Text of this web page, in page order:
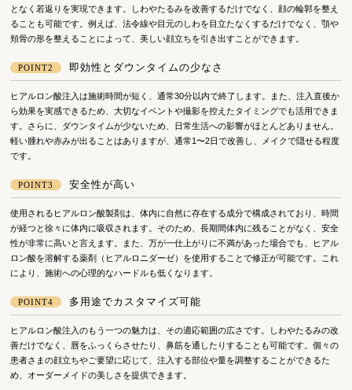
となく若返りを実現できます。しわやたるみを改善するだけでなく、顔の輪郭を整え
ることも可能です。例えば、法令線や目元のしわを目立たなくするだけでなく、顎や
頬骨の形を整えることによって、美しい顔立ちを引き出すことができます。
POINT2 即効性とダウンタイムの少なさ
ヒアルロン酸注入は施術時間が短く、通常30分以内で終了します。また、注入直後か
ら効果を実感できるため、大切なイベントや撮影を控えたタイミングでも活用できま
す。さらに、ダウンタイムが少ないため、日常生活への影響がほとんどありません。
軽い腫れや赤みが出ることはありますが、通常1〜2日で改善し、メイクで隠せる程度
です。
POINT3 安全性が高い
使用されるヒアルロン酸製剤は、体内に自然に存在する成分で構成されており、時間
が経つと徐々に体内に吸収されます。そのため、長期間体内に残ることがなく、安全
性が非常に高いと言えます。また、万が一仕上がりに不満があった場合でも、ヒアル
ロン酸を溶解する薬剤（ヒアルロニダーゼ）を使用することで修正が可能です。これ
により、施術への心理的なハードルも低くなります。
POINT4 多用途でカスタマイズ可能
ヒアルロン酸注入のもう一つの魅力は、その適応範囲の広さです。しわやたるみの改
善だけでなく、唇をふっくらさせたり、鼻筋を通したりすることも可能です。個々の
患者さまの顔立ちやご要望に応じて、注入する部位や量を調整することができるた
め、オーダーメイドの美しさを提供できます。